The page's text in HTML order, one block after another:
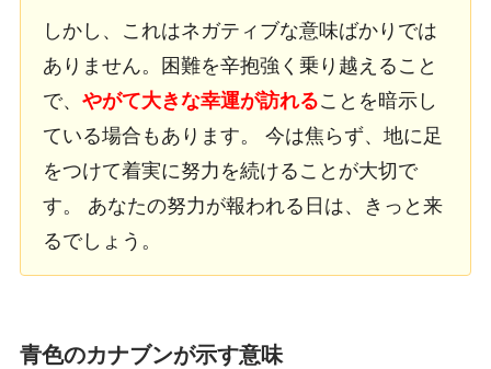
しかし、これはネガティブな意味ばかりでは
ありません。困難を辛抱強く乗り越えること
で、 やがて大きな幸運が訪れることを暗示し
ている場合もあります。 今は焦らず、地に足
をつけて着実に努力を続けることが大切で
す。 あなたの努力が報われる日は、きっと来
るでしょう。
青色のカナブンが示す意味